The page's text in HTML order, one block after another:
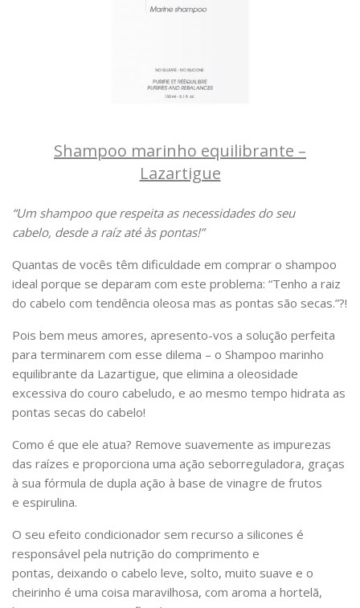
Shampoo marinho equilibrante –
Lazartigue
“Um shampoo que respeita as necessidades do seu
cabelo, desde a raíz até às pontas!”
Quantas de vocês têm dificuldade em comprar o shampoo
ideal porque se deparam com este problema: “Tenho a raiz
do cabelo com tendência oleosa mas as pontas são secas.”?!
Pois bem meus amores, apresento-vos a solução perfeita
para terminarem com esse dilema – o Shampoo marinho
equilibrante da Lazartigue, que elimina a oleosidade
excessiva do couro cabeludo, e ao mesmo tempo hidrata as
pontas secas do cabelo!
Como é que ele atua? Remove suavemente as impurezas
das raízes e proporciona uma ação seborreguladora, graças
à sua fórmula de dupla ação à base de vinagre de frutos
e espirulina.
O seu efeito condicionador sem recurso a silicones é
responsável pela nutrição do comprimento e
pontas, deixando o cabelo leve, solto, muito suave e o
cheirinho é uma coisa maravilhosa, com aroma a hortelã,